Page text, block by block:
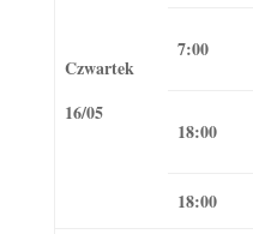
Czwartek
16/05
7:00
18:00
18:00